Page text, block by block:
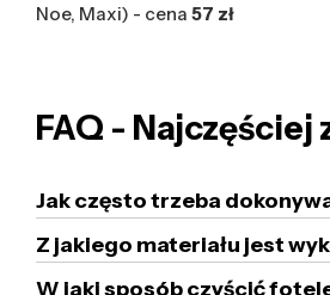
Noe, Maxi) - cena 57 zł
FAQ -
Jak często trzeba
Z jakiego materiału jest
W jaki sposób czyścić